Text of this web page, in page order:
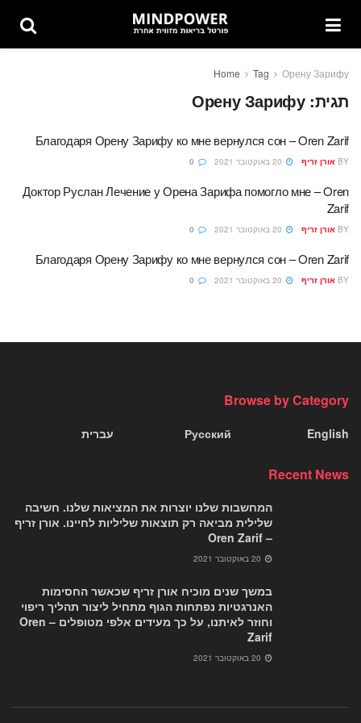
Home Tag Орену Зарифу
תגית:Орену Зарифу
Благодаря Орену Зарифу ко мне вернулся сон – Oren Zarif
BY אורן זריף
Доктор Руслан Лечение у Орена Зарифа помогло мне – Oren
Zarif
BY אורן זריף
Благодаря Орену Зарифу ко мне вернулся сон – Oren Zarif
BY אורן זריף
Browse by Category
English
Русский עברית
Recent News
המחשבות שלנו יוצרות את המציאות שלנו. חשיבה
שלילית מביאה רק תוצאות שליליות לחיינו. אורן זריף
– Oren Zarif
במשך שנים מוכיח אורן זריף שכאשר החסימות
האנרגטיות נפתחות הגוף מתחיל ליצור תהליך ריפוי
וחוזר לאיתנו, על כך מעידים אלפי מטופלים – Oren
Zarif